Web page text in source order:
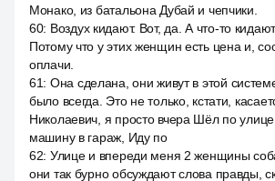
Монако, из батальона Дубай и чепчики.
60: Воздух кидают. Вот, да. А что-то
Потому что у этих женщин есть цена и,
оплачи.
61: Она сделана, они живут в этой
было всегда. Это не только, кстати,
Николаевич, я просто вчера Шёл по
машину в гараж, Иду по
62: Улице и впереди меня 2 женщины
они так бурно обсуждают слова правды,